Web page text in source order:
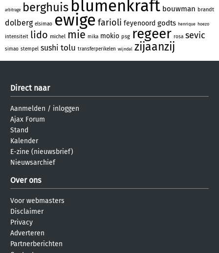
arbitrage berghuis blumenkraft bouwman brandt
dolberg elsimao ewige farioli feyenoord godts henrique hoezo
intensiteit lido michel mie mika mokio psg regeer rosa sevic
simao stempel sushi tolu transferperikelen wijndal zijaanzij
Direct naar
Aanmelden / inloggen
Ajax Forum
Stand
Kalender
E-zine (nieuwsbrief)
Nieuwsarchief
Over ons
Voor webmasters
Disclaimer
Privacy
Adverteren
Partnerberichten